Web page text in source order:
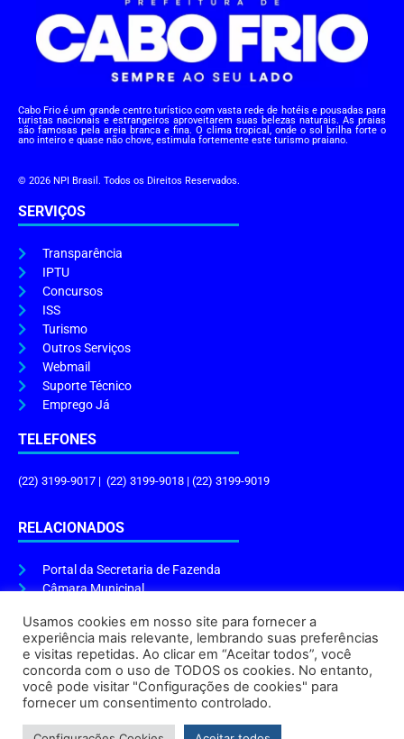
Cabo Frio é um grande centro turístico com vasta rede de hotéis e pousadas para
turistas nacionais e estrangeiros aproveitarem suas belezas naturais. As praias
são famosas pela areia branca e fina. O clima tropical, onde o sol brilha forte o
ano inteiro e quase não chove, estimula fortemente este turismo praiano.
© 2026 NPI Brasil. Todos os Direitos Reservados.
SERVIÇOS
Transparência
IPTU
Concursos
ISS
Turismo
Outros Serviços
Webmail
Suporte Técnico
Emprego Já
TELEFONES
(22) 3199-9017 | (22) 3199-9018 | (22) 3199-9019
RELACIONADOS
Portal da Secretaria de Fazenda
Câmara Municipal
ENDEREÇO E HORÁRIO
Endereço:Praça Tiradentes, s/n – Centro, Cabo Frio – RJ, 28906-290
Atendimento do Protocolo Geral da Prefeitura:9h às 16h
Horário de Funcionamento:8h às 17h
Usamos cookies em nosso site para fornecer a
experiência mais relevante, lembrando suas preferências
e visitas repetidas. Ao clicar em “Aceitar todos”, você
concorda com o uso de TODOS os cookies. No entanto,
você pode visitar "Configurações de cookies" para
fornecer um consentimento controlado.